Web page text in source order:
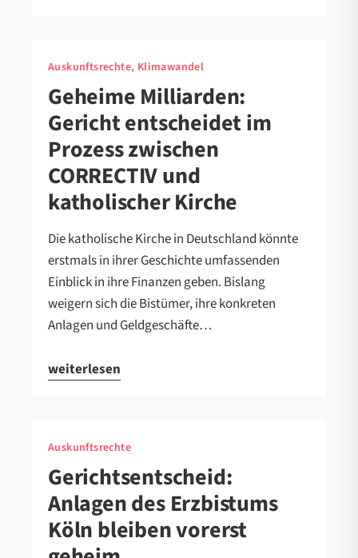
Auskunftsrechte, Klimawandel
Geheime Milliarden:
Gericht entscheidet im
Prozess zwischen
CORRECTIV und
katholischer Kirche
Die katholische Kirche in Deutschland könnte
erstmals in ihrer Geschichte umfassenden
Einblick in ihre Finanzen geben. Bislang
weigern sich die Bistümer, ihre konkreten
Anlagen und Geldgeschäfte…
weiterlesen
Auskunftsrechte
Gerichtsentscheid:
Anlagen des Erzbistums
Köln bleiben vorerst